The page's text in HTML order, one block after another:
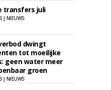
transfers juli
| NIEUWS
dwingt
tot moeilijke
geen water meer
groen
| NIEUWS